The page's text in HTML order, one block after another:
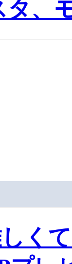
タ、
く